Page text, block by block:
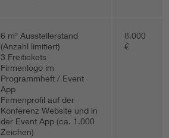
6 m² Ausstellerstand
(Anzahl limitiert)
3 Freitickets
Firmenlogo im
Programmheft / Event
App
Firmenprofil auf der
Konferenz Website und in
der Event App (ca. 1.000
Zeichen)
8.000
€